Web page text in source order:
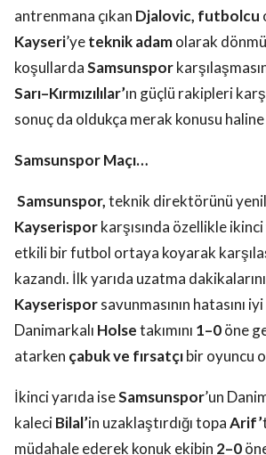
antrenmana çıkan Djalovic, futbolcu
Kayseri’yeteknik adamolarak
koşullardaSamsunspor
Sarı–Kırmızılılar’ın güçlü rakipleri
sonuç da oldukça merak konusu
Samsunspor Maçı…
Samsunspor,teknik direktörünü
Kayserisporkarşısında özellikle
etkili bir futbol ortaya koyarak
kazandı. İlk yarıda uzatma
Kayserisporsavunmasının hatasını
Danimarkalı Holsetakımını 1–0öne
atarken çabuk ve fırsatçıbir oyuncu
İkinci yarıda iseSamsunspor’un
kaleciBilal’in uzaklaştırdığı topaArif’
müdahale ederek konuk ekibin 2–0